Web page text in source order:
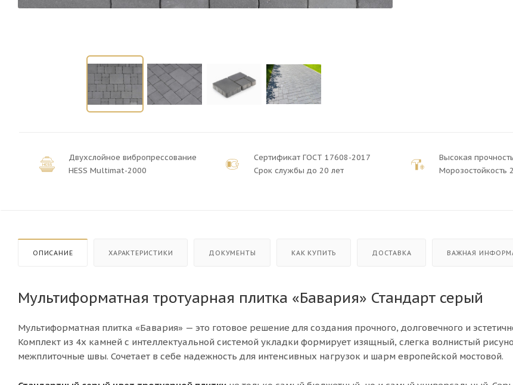
Двухслойное вибропрессование
HESS Multimat-2000
Сертификат ГОСТ 17608-2017
Срок службы до 20 лет
Высокая прочность
Морозостойкость
ОПИСАНИЕ ХАРАКТЕРИСТИКИ ДОКУМЕНТЫ КАК КУПИТЬ ДОСТАВКА ВАЖНАЯ
Мультиформатная тротуарная плитка «Бавария» Стандарт серый
Мультиформатная плитка «Бавария» — это готовое решение для создания прочного, долговечного и
Комплект из 4х камней с интеллектуальной системой укладки формирует изящный, слегка волнистый
межплиточные швы. Сочетает в себе надежность для интенсивных нагрузок и шарм европейской мостовой.